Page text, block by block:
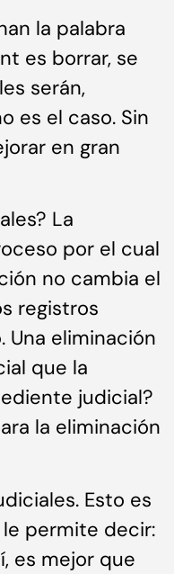
la palabra
es borrar, se
serán,
es el caso. Sin
en gran
La
por el cual
no cambia el
registros
Una eliminación
que la
judicial?
la eliminación
Esto es
permite decir:
es mejor que